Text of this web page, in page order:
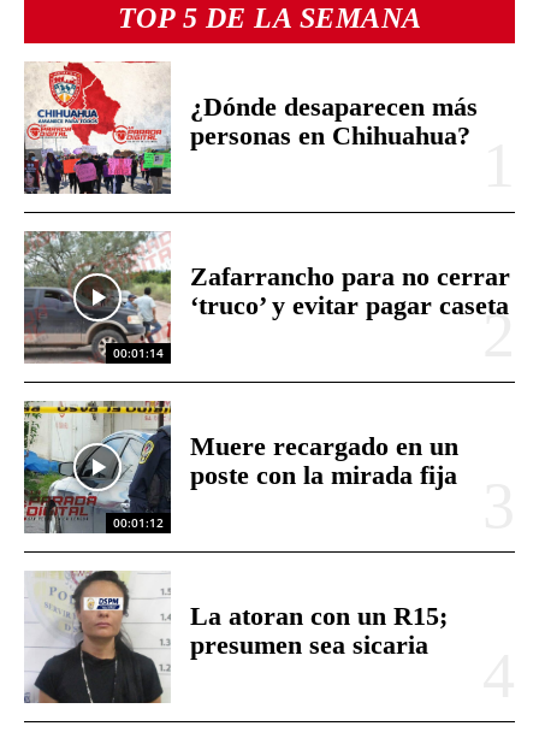
TOP 5 DE LA SEMANA
¿Dónde desaparecen más
personas en Chihuahua?
00:01:14
Zafarrancho para no cerrar
‘truco’ y evitar pagar caseta
00:01:12
Muere recargado en un
poste con la mirada fija
La atoran con un R15;
presumen sea sicaria